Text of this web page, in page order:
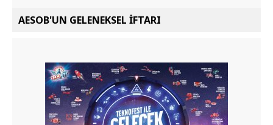
AESOB'UN GELENEKSEL İFTARI